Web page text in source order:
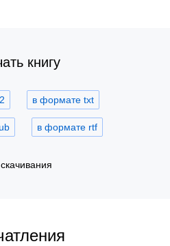
книгу
в формате txt
в формате rtf